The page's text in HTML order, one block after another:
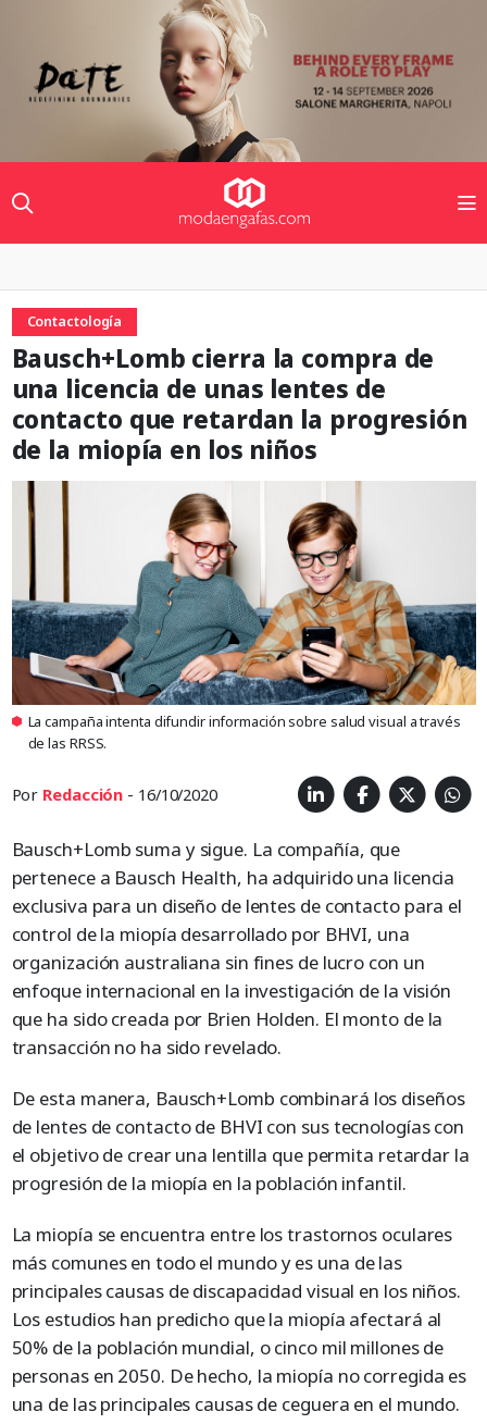
Contactología
Bausch+Lomb cierra la compra de
una licencia de unas lentes de
contacto que retardan la progresión
de la miopía en los niños
La campaña intenta difundir información sobre salud visual a través
de las RRSS.
Por Redacción - 16/10/2020
Bausch+Lomb suma y sigue. La compañía, que
pertenece a Bausch Health, ha adquirido una licencia
exclusiva para un diseño de lentes de contacto para el
control de la miopía desarrollado por BHVI, una
organización australiana sin fines de lucro con un
enfoque internacional en la investigación de la visión
que ha sido creada por Brien Holden. El monto de la
transacción no ha sido revelado.
De esta manera, Bausch+Lomb combinará los diseños
de lentes de contacto de BHVI con sus tecnologías con
el objetivo de crear una lentilla que permita retardar la
progresión de la miopía en la población infantil.
La miopía se encuentra entre los trastornos oculares
más comunes en todo el mundo y es una de las
principales causas de discapacidad visual en los niños.
Los estudios han predicho que la miopía afectará al
50% de la población mundial, o cinco mil millones de
personas en 2050. De hecho, la miopía no corregida es
una de las principales causas de ceguera en el mundo.